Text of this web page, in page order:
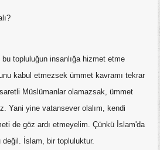
topluluğun insanlığa hizmet etme
kabul etmezsek ümmet kavramı tekrar
Müslümanlar olamazsak, ümmet
Yani yine vatansever olalım, kendi
de göz ardı etmeyelim. Çünkü İslam'da
değil. İslam, bir topluluktur.